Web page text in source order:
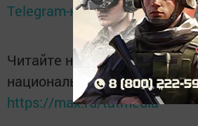
Telegram-каналеТатмедиа
Читайте новости
национальном
https://max.ru/tatmedia